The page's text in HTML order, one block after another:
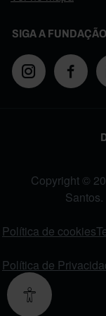
SIGA A FUNDAÇÃO
Copyright ©
Política de cookies
Política de